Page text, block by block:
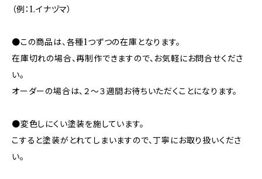
（例：1.イナヅマ）
●この商品は、各種1つずつの在庫となります。
在庫切れの場合、再制作できますので、お気軽にお問合せくださ
い。
オーダーの場合は、２～３週間お待ちいただくことになります。
●変色しにくい塗装を施しています。
こすると塗装がとれてしまいますので、丁寧にお取り扱いくださ
い。